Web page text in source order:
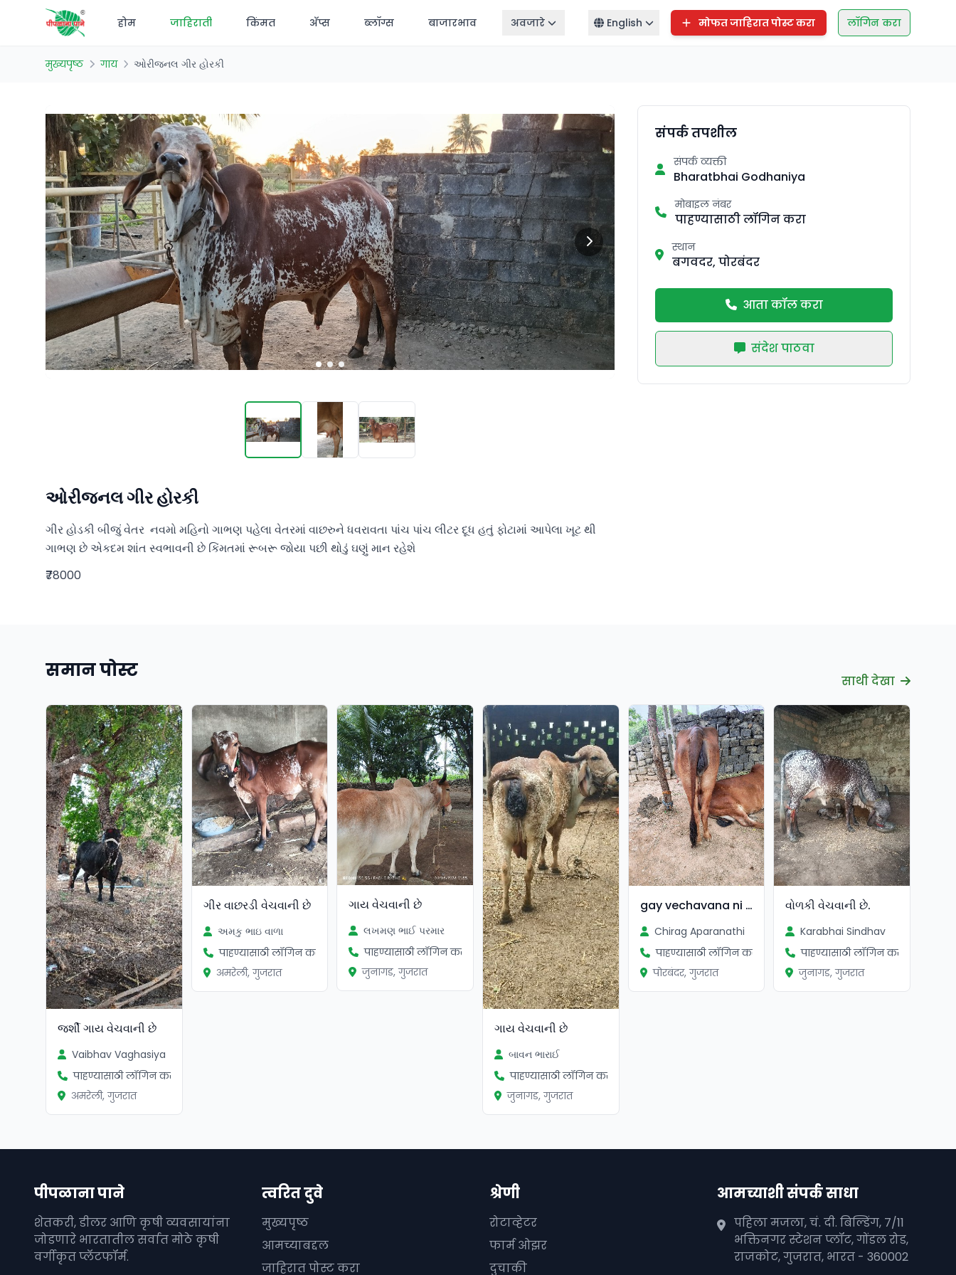
होम जाहिराती किंमत अ‍ॅप्स ब्लॉग्स बाजारभाव अवजारे English मोफत जाहिरात पोस्ट करा लॉगिन करा
मुख्यपृष्ठ गाय ઓરીજનલ ગીર હોરકી
ઓરીજનલ ગીર હોરકી
ગીર હોડકી બીજું વેતર  નવમો મહિનો ગાભણ પહેલા વેતરમાં વાછરુને ધવરાવતા પાંચ પાંચ લીટર દૂધ હતું ફોટામાં આપેલા ખૂટ થી
ગાભણ છે એકદમ શાંત સ્વભાવની છે કિંમતમાં રૂબરૂ જોયા પછી થોડું ઘણું માન રહેશે
₹78000
संपर्क तपशील
संपर्क व्यक्ती
Bharatbhai Godhaniya
मोबाइल नंबर
पाहण्यासाठी लॉगिन करा
स्थान
बगवदर, पोरबंदर
आता कॉल करा
संदेश पाठवा
समान पोस्ट साथी देखा
જર્શી ગાય વેચવાની છે
Vaibhav Vaghasiya
पाहण्यासाठी लॉगिन करा
अमरेली, गुजरात
ગીર વાછરડી વેચવાની છે
અમકુ ભાઇ વાળા
पाहण्यासाठी लॉगिन करा
अमरेली, गुजरात
ગાય વેચવાની છે
લખમણ ભાઈ પરમાર
पाहण्यासाठी लॉगिन करा
जुनागड, गुजरात
ગાય વેચવાની છે
બાવન ભારાઈ
पाहण्यासाठी लॉगिन करा
जुनागड, गुजरात
gay vechavana ni che
Chirag Aparanathi
पाहण्यासाठी लॉगिन करा
पोरबंदर, गुजरात
વોળકી વેચવાની છે.
Karabhai Sindhav
पाहण्यासाठी लॉगिन करा
जुनागड, गुजरात
पीपळाना पाने
शेतकरी, डीलर आणि कृषी व्यवसायांना
जोडणारे भारतातील सर्वात मोठे कृषी
वर्गीकृत प्लॅटफॉर्म.
त्वरित दुवे
मुख्यपृष्ठ
आमच्याबद्दल
जाहिरात पोस्ट करा
श्रेणी
रोटाव्हेटर
फार्म ओझर
दुचाकी
आमच्याशी संपर्क साधा
पहिला मजला, चं. दी. बिल्डिंग, 7/11
भक्तिनगर स्टेशन प्लॉट, गोंडल रोड,
राजकोट, गुजरात, भारत - 360002